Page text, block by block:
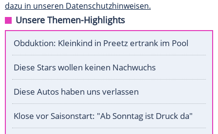
dazu in unseren Datenschutzhinweisen.
Unsere Themen-Highlights
Obduktion: Kleinkind in Preetz ertrank im Pool
Diese Stars wollen keinen Nachwuchs
Diese Autos haben uns verlassen
Klose vor Saisonstart: "Ab Sonntag ist Druck da"